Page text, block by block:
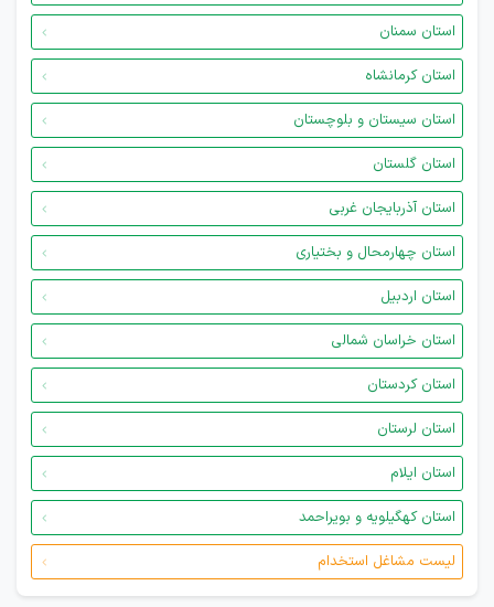
استان سمنان
استان کرمانشاه
استان سیستان و بلوچستان
استان گلستان
استان آذربایجان غربی
استان چهارمحال و بختیاری
استان اردبیل
استان خراسان شمالی
استان کردستان
استان لرستان
استان ایلام
استان کهگیلویه و بویراحمد
لیست مشاغل استخدام